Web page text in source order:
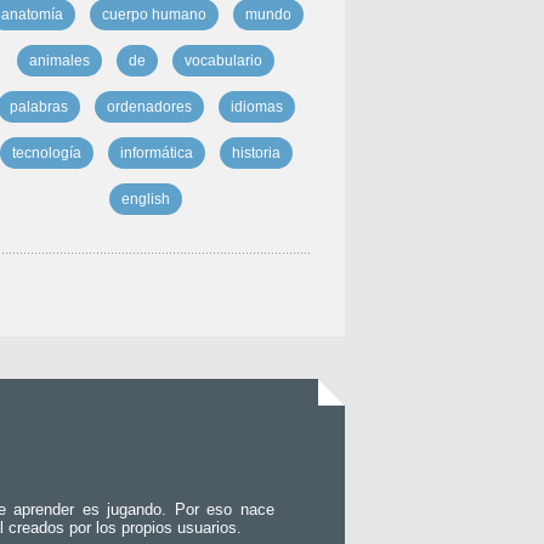
anatomía cuerpo humano mundo
animales de vocabulario
palabras ordenadores idiomas
tecnología informática historia
english
aprender es jugando. Por eso nace
creados por los propios usuarios.